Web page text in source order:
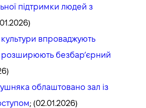
підтримки людей з
впроваджують
розширюють безбар’єрний
облаштовано зал із
; (02.01.2026)